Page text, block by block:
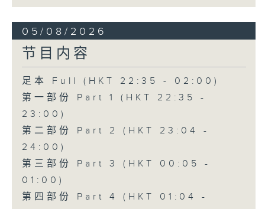
05/08/2026
节目内容
足本 Full (HKT 22:35 - 02:00)
第一部份 Part 1 (HKT 22:35 -
23:00)
第二部份 Part 2 (HKT 23:04 -
24:00)
第三部份 Part 3 (HKT 00:05 -
01:00)
第四部份 Part 4 (HKT 01:04 -